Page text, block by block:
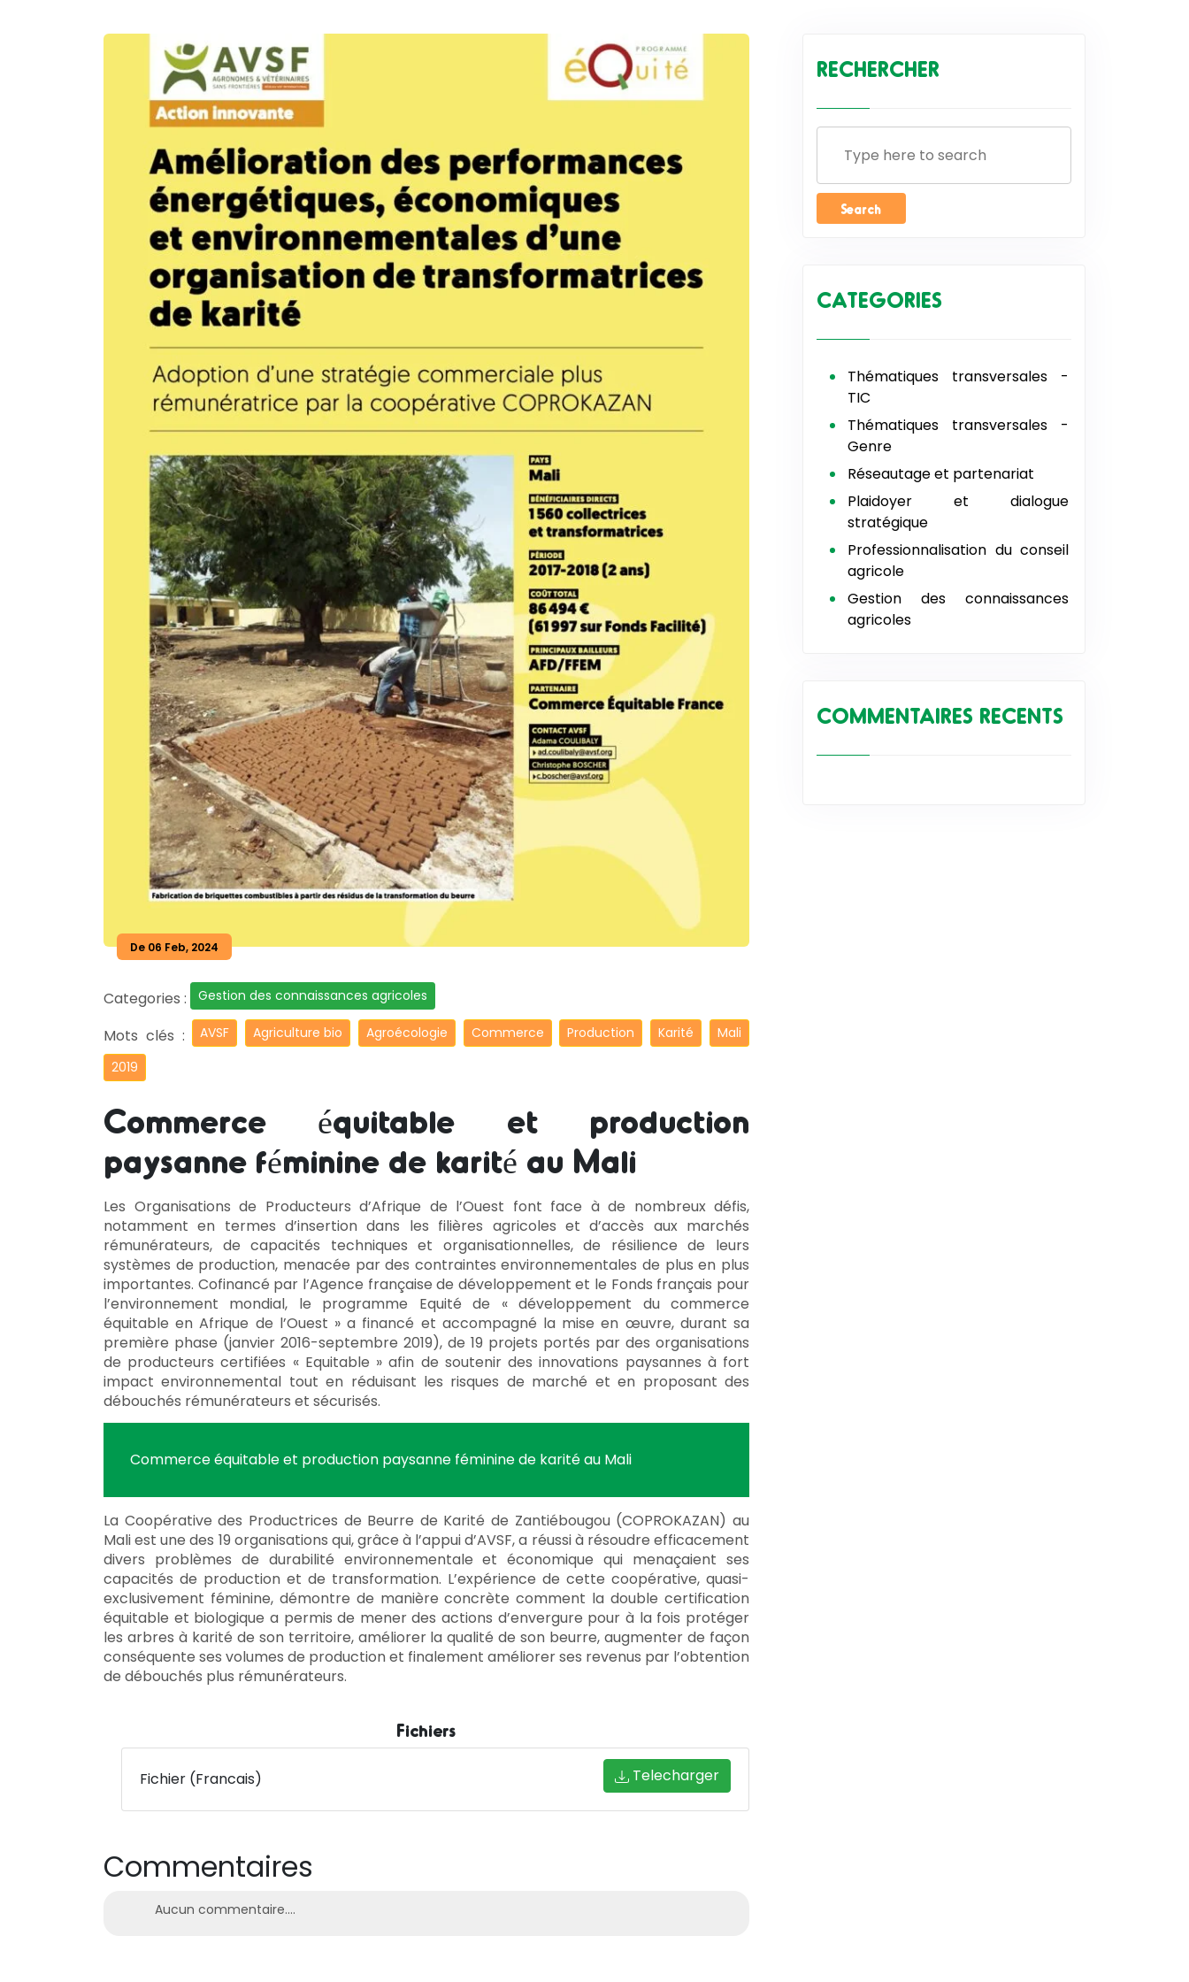
De 06 Feb, 2024
Categories : Gestion des connaissances agricoles
Mots clés : AVSF Agriculture bio Agroécologie Commerce Production Karité
Mali
2019
Commerce équitable et production
paysanne féminine de karité au Mali
Les Organisations de Producteurs d’Afrique de l’Ouest font face à de nombreux défis,
notamment en termes d’insertion dans les filières agricoles et d’accès aux marchés
rémunérateurs, de capacités techniques et organisationnelles, de résilience de leurs
systèmes de production, menacée par des contraintes environnementales de plus en plus
importantes. Cofinancé par l’Agence française de développement et le Fonds français pour
l’environnement mondial, le programme Equité de « développement du commerce
équitable en Afrique de l’Ouest » a financé et accompagné la mise en œuvre, durant sa
première phase (janvier 2016-septembre 2019), de 19 projets portés par des organisations
de producteurs certifiées « Equitable » afin de soutenir des innovations paysannes à fort
impact environnemental tout en réduisant les risques de marché et en proposant des
débouchés rémunérateurs et sécurisés.
Commerce équitable et production paysanne féminine de karité au Mali
La Coopérative des Productrices de Beurre de Karité de Zantiébougou (COPROKAZAN) au
Mali est une des 19 organisations qui, grâce à l’appui d’AVSF, a réussi à résoudre efficacement
divers problèmes de durabilité environnementale et économique qui menaçaient ses
capacités de production et de transformation. L’expérience de cette coopérative, quasi-
exclusivement féminine, démontre de manière concrète comment la double certification
équitable et biologique a permis de mener des actions d’envergure pour à la fois protéger
les arbres à karité de son territoire, améliorer la qualité de son beurre, augmenter de façon
conséquente ses volumes de production et finalement améliorer ses revenus par l’obtention
de débouchés plus rémunérateurs.
Fichiers
Fichier (Francais) Telecharger
Commentaires
Aucun commentaire....
RECHERCHER
CATEGORIES
Thématiques transversales -
TIC
Thématiques transversales -
Genre
Réseautage et partenariat
Plaidoyer et dialogue
stratégique
Professionnalisation du conseil
agricole
Gestion des connaissances
agricoles
COMMENTAIRES RECENTS